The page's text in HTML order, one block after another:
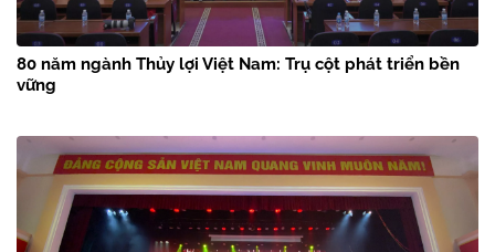
80 năm ngành Thủy lợi Việt Nam: Trụ cột phát triển bền
vững